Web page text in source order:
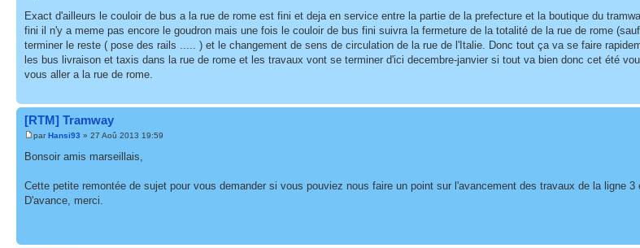
Exact d'ailleurs le couloir de bus a la rue de rome est fini et deja en service entre la partie de la prefecture et la boutique du
fini il n'y a meme pas encore le goudron mais une fois le couloir de bus fini suivra la fermeture de la totalité de la rue de rome
terminer le reste ( pose des rails ..... ) et le changement de sens de circulation de la rue de l'Italie. Donc tout ça va se faire
les bus livraison et taxis dans la rue de rome et les travaux vont se terminer d'ici decembre-janvier si tout va bien donc cet été
vous aller a la rue de rome.
[RTM] Tramway
parHansi93 » 27 Aoû 2013 19:59
Bonsoir amis marseillais,
Cette petite remontée de sujet pour vous demander si vous pouviez nous faire un point sur l'avancement des travaux de la ligne 3
D'avance, merci.